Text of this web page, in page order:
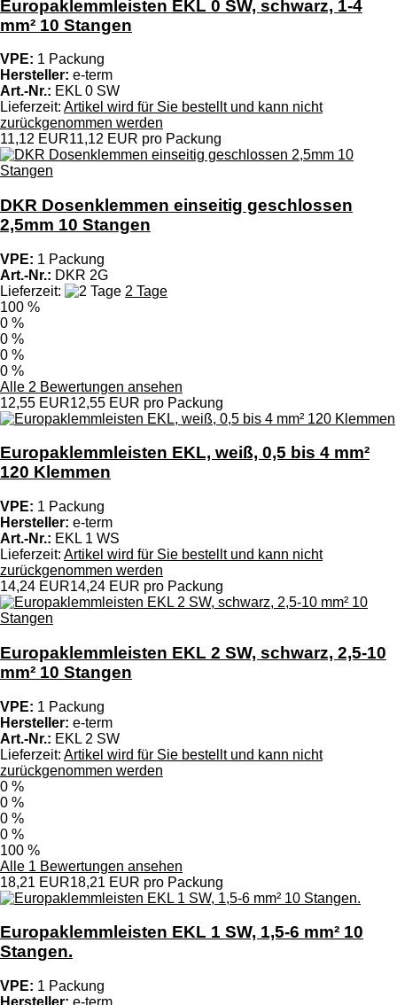
Europaklemmleisten EKL 0 SW, schwarz, 1-4
mm² 10 Stangen
VPE: 1 Packung
Hersteller: e-term
Art.-Nr.: EKL 0 SW
Lieferzeit: Artikel wird für Sie bestellt und kann nicht
zurückgenommen werden
11,12 EUR11,12 EUR pro Packung
DKR Dosenklemmen einseitig geschlossen
2,5mm 10 Stangen
VPE: 1 Packung
Art.-Nr.: DKR 2G
Lieferzeit:
2 Tage
100 %
0 %
0 %
0 %
0 %
Alle 2 Bewertungen ansehen
12,55 EUR12,55 EUR pro Packung
Europaklemmleisten EKL, weiß, 0,5 bis 4 mm²
120 Klemmen
VPE: 1 Packung
Hersteller: e-term
Art.-Nr.: EKL 1 WS
Lieferzeit: Artikel wird für Sie bestellt und kann nicht
zurückgenommen werden
14,24 EUR14,24 EUR pro Packung
Europaklemmleisten EKL 2 SW, schwarz, 2,5-10
mm² 10 Stangen
VPE: 1 Packung
Hersteller: e-term
Art.-Nr.: EKL 2 SW
Lieferzeit: Artikel wird für Sie bestellt und kann nicht
zurückgenommen werden
0 %
0 %
0 %
0 %
100 %
Alle 1 Bewertungen ansehen
18,21 EUR18,21 EUR pro Packung
Europaklemmleisten EKL 1 SW, 1,5-6 mm² 10
Stangen.
VPE: 1 Packung
Hersteller: e-term